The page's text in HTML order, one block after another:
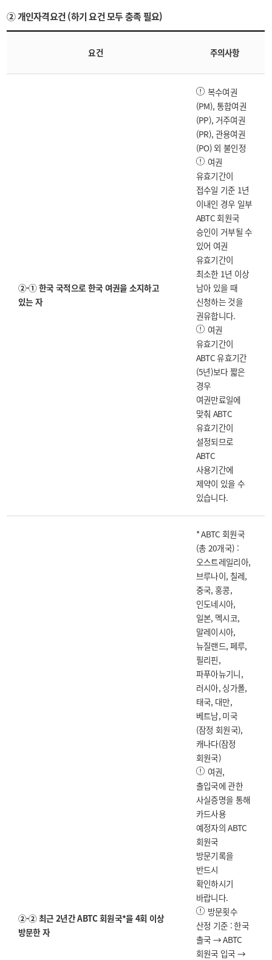
② 개인자격요건 (하기 요건 모두 충족 필요)
요건 주의사항
②-① 한국 국적으로 한국 여권을 소지하고
있는 자
복수여권
(PM), 통합여권
(PP), 거주여권
(PR), 관용여권
(PO) 외 불인정
여권
유효기간이
접수일 기준 1년
이내인 경우 일부
ABTC 회원국
승인이 거부될 수
있어 여권
유효기간이
최소한 1년 이상
남아 있을 때
신청하는 것을
권유합니다.
여권
유효기간이
ABTC 유효기간
(5년)보다 짧은
경우
여권만료일에
맞춰 ABTC
유효기간이
설정되므로
ABTC
사용기간에
제약이 있을 수
있습니다.
②-② 최근 2년간 ABTC 회원국*을 4회 이상
방문한 자
* ABTC 회원국
(총 20개국) :
오스트레일리아,
브루나이, 칠레,
중국, 홍콩,
인도네시아,
일본, 멕시코,
말레이시아,
뉴질랜드, 페루,
필리핀,
파푸아뉴기니,
러시아, 싱가폴,
태국, 대만,
베트남, 미국
(잠정 회원국),
캐나다(잠정
회원국)
여권,
출입국에 관한
사실증명을 통해
카드사용
예정자의 ABTC
회원국
방문기록을
반드시
확인하시기
바랍니다.
방문횟수
산정 기준 : 한국
출국 → ABTC
회원국 입국 →